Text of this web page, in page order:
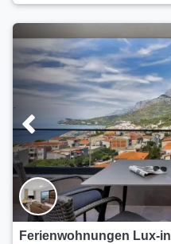
Ferienwohnungen Lux-in